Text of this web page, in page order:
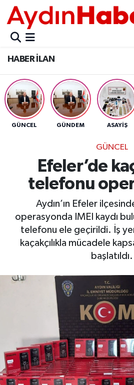
HABER İLAN
GÜNCEL GÜNDEM ASAYİŞ
GÜNCEL
Efeler’de
telefonu
Aydın’ın Efeler
operasyonda IMEI kaydı
telefonu ele geçirildi. İş
kaçakçılıkla mücadele
başlatıldı.
GÜNCEL
POLİTİKA
BELEDİYELER
ASAYİŞ
BÜLTEN
ÇEVRE
DIŞ
DÜNYA
EĞİTİM
EKOLOJİ VE ÇEVRE
BİLİM VE TEKNOLOJİ
GENEL
Aydın Nöbetçi Eczaneler
Aydın Hava Durumu
Aydin Namaz Vakitleri
Aydın Trafik Yoğunluk
Süper Lig Puan Durumu ve
Tüm Manşetler
Son Dakika Haberleri
Haber Arşivi